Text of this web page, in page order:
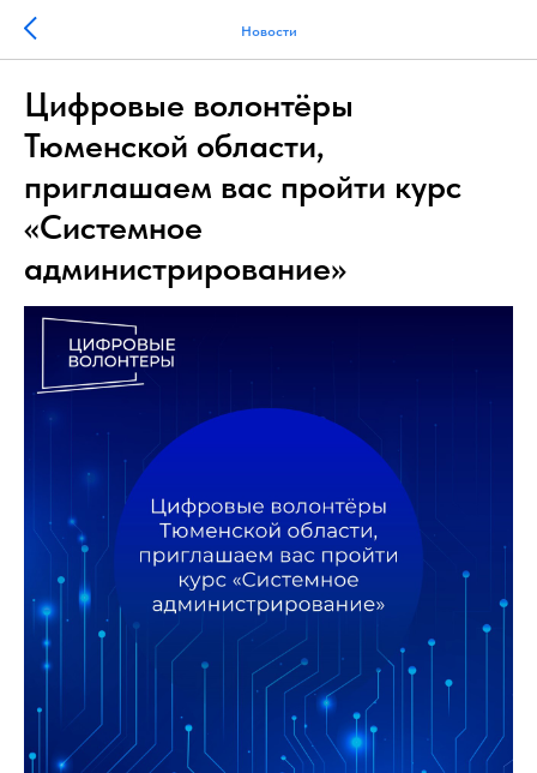
Новости
Цифровые волонтёры
Тюменской области,
приглашаем вас пройти курс
«Системное
администрирование»